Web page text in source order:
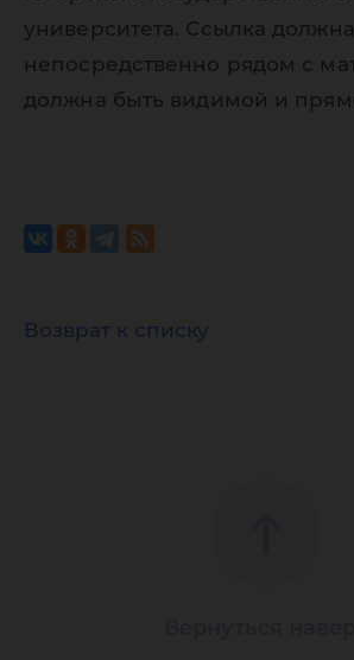
университета. Ссылка
непосредственно рядом с
должна быть видимой и
Возврат к списку